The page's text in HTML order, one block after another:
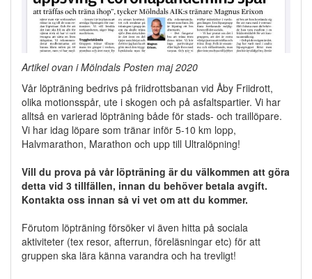
Artikel ovan i Mölndals Posten maj 2020
Vår löpträning bedrivs på friidrottsbanan vid Åby Friidrott,
olika motionsspår, ute i skogen och på asfaltspartier. Vi har
alltså en varierad löpträning både för stads- och traillöpare.
Vi har idag löpare som tränar inför 5-10 km lopp,
Halvmarathon, Marathon och upp till Ultralöpning!
Vill du prova på vår löpträning är du välkommen att göra
detta vid 3 tillfällen, innan du behöver betala avgift.
Kontakta oss innan så vi vet om att du kommer.
Förutom löpträning försöker vi även hitta på sociala
aktiviteter (tex resor, afterrun, föreläsningar etc) för att
gruppen ska lära känna varandra och ha trevligt!